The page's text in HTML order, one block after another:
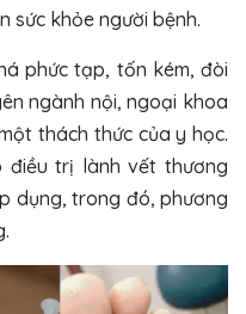
sức khỏe người bệnh.
phức tạp, tốn kém, đòi
ngành nội, ngoại khoa
thách thức của y học.
điều trị lành vết thương
dụng, trong đó, phương